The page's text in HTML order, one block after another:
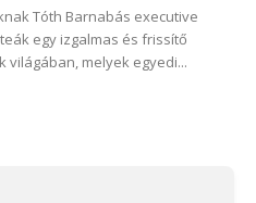
Tóth Barnabás executive
melyek egyedi...